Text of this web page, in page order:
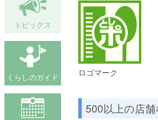
ロゴマーク
500以上の店
トピックス
くらしのガイド